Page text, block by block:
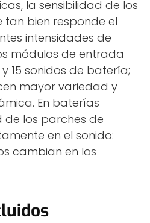
la sensibilidad de los
bien responde el
intensidades de
módulos de entrada
15 sonidos de batería;
mayor variedad y
En baterías
los parches de
en el sonido:
cambian en los